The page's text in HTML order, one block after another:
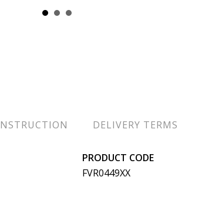
DELIVERY TERMS
PRODUCT CODE
FVR0449XX